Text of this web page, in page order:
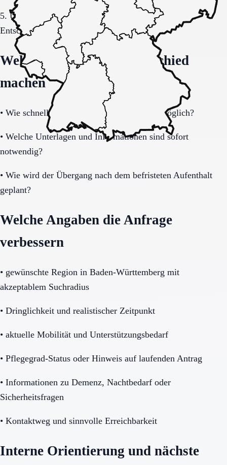
5. Übergang, Kommunikation und Kosten vor der
Entscheidung vollständig klären.
Welche Fragen den Unterschied
machen
• Wie schnell ist eine Aufnahme realistisch möglich?
• Welche Unterlagen und Informationen sind sofort
notwendig?
• Wie wird der Übergang nach dem befristeten Aufenthalt
geplant?
Welche Angaben die Anfrage
verbessern
• gewünschte Region in Baden-Württemberg mit
akzeptablem Suchradius
• Dringlichkeit und realistischer Zeitpunkt
• aktuelle Mobilität und Unterstützungsbedarf
• Pflegegrad-Status oder Hinweis auf laufenden Antrag
• Informationen zu Demenz, Nachtbedarf oder
Sicherheitsfragen
• Kontaktweg und sinnvolle Erreichbarkeit
Interne Orientierung und nächste